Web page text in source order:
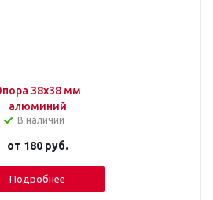
38х38 мм
алюминий
В наличии
от 180 руб.
Подробнее